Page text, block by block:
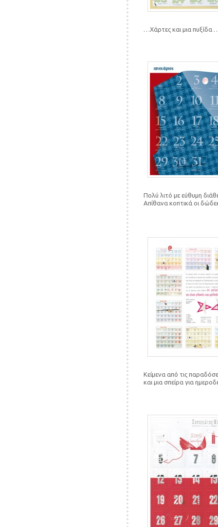
…Χάρτες και μια
Πολύ λιτό με εύθυμη
Απίθανα κοπτικά οι
Κείμενα από τις
και μια σπείρα για